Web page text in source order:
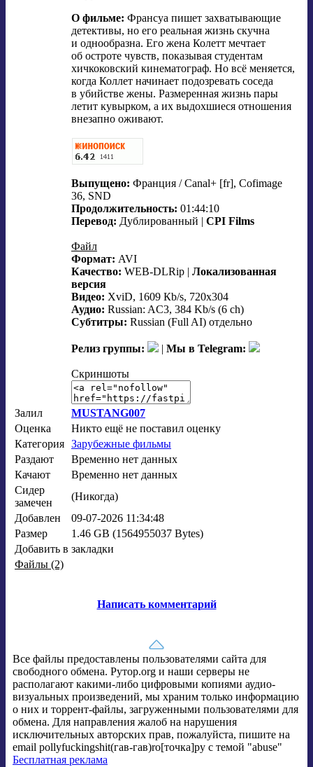
О фильме: Франсуа пишет захватывающие
детективы, но его реальная жизнь скучна
и однообразна. Его жена Колетт мечтает
об остроте чувств, показывая студентам
хичкоковский кинематограф. Но всё меняется,
когда Коллет начинает подозревать соседа
в убийстве жены. Размеренная жизнь пары
летит кувырком, а их выдохшиеся отношения
внезапно оживают.
Выпущено: Франция / Canal+ [fr], Cofimage
36, SND
Продолжительность: 01:44:10
Перевод: Дублированный | CPI Films
Файл
Формат: AVI
Качество: WEB-DLRip | Локализованная
версия
Видео: XviD, 1609 Кb/s, 720x304
Аудио: Russian: AC3, 384 Kb/s (6 ch)
Субтитры: Russian (Full AI) отдельно
Релиз группы: | Мы в Telegram:
Скриншоты
Залил
MUSTANG007
Оценка
Никто ещё не поставил оценку
Категория Зарубежные фильмы
Раздают
Временно нет данных
Качают
Временно нет данных
Сидер
замечен
(Никогда)
Добавлен
09-07-2026 11:34:48
Размер
1.46 GB (1564955037 Bytes)
Добавить в закладки
Файлы (2)
Написать комментарий
Все файлы предоставлены пользователями сайта для
свободного обмена. Рутор.org и наши серверы не
располагают какими-либо цифровыми копиями аудио-
визуальных произведений, мы храним только информацию
о них и торрент-файлы, загруженными пользователями для
обмена. Для направления жалоб на нарушения
исключительных авторских прав, пожалуйста, пишите на
email pollyfuckingshit(гав-гав)ro[точка]ру с темой "abuse"
Бесплатная реклама